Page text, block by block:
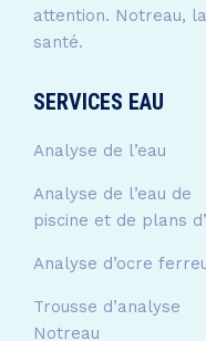
attention. Notreau,
santé.
SERVICES EAU
Analyse de l’eau
Analyse de l’eau de
piscine et de plans
Analyse d’ocre
Trousse d’analyse
Notreau